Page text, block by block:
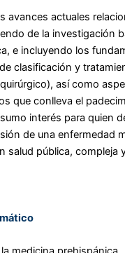
avances actuales
de la investigación
e incluyendo los
clasificación y
así como
que conlleva el
interés para quien
de una enfermedad
salud pública, compleja